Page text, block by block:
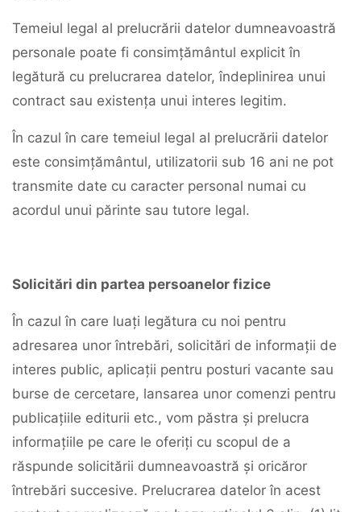
Temeiul legal al prelucrării datelor dumneavoastră
personale poate fi consimțământul explicit în
legătură cu prelucrarea datelor, îndeplinirea unui
contract sau existența unui interes legitim.
În cazul în care temeiul legal al prelucrării datelor
este consimțământul, utilizatorii sub 16 ani ne pot
transmite date cu caracter personal numai cu
acordul unui părinte sau tutore legal.
Solicitări din partea persoanelor fizice
În cazul în care luați legătura cu noi pentru
adresarea unor întrebări, solicitări de informații de
interes public, aplicații pentru posturi vacante sau
burse de cercetare, lansarea unor comenzi pentru
publicațiile editurii etc., vom păstra și prelucra
informațiile pe care le oferiți cu scopul de a
răspunde solicitării dumneavoastră și oricăror
întrebări succesive. Prelucrarea datelor în acest